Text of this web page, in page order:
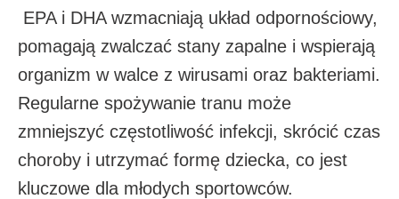
EPA i DHA wzmacniają układ odpornościowy,
pomagają zwalczać stany zapalne i wspierają
organizm w walce z wirusami oraz bakteriami.
Regularne spożywanie tranu może
zmniejszyć częstotliwość infekcji, skrócić czas
choroby i utrzymać formę dziecka, co jest
kluczowe dla młodych sportowców.